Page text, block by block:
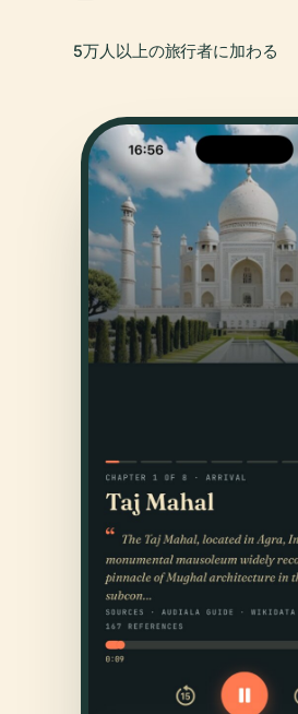
5万人以上の旅行者に加わる